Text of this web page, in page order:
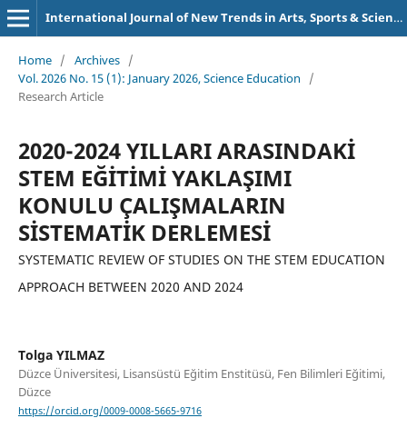
International Journal of New Trends in Arts, Sports & Science Education (IJTASE)
Home / Archives /
Vol. 2026 No. 15 (1): January 2026, Science Education
/
Research Article
2020-2024 YILLARI ARASINDAKİ
STEM EĞİTİMİ YAKLAŞIMI
KONULU ÇALIŞMALARIN
SİSTEMATİK DERLEMESİ
SYSTEMATIC REVIEW OF STUDIES ON THE STEM EDUCATION
APPROACH BETWEEN 2020 AND 2024
Tolga YILMAZ
Düzce Üniversitesi, Lisansüstü Eğitim Enstitüsü, Fen Bilimleri Eğitimi,
Düzce
https://orcid.org/0009-0008-5665-9716